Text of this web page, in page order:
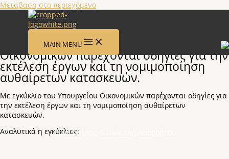
Μετάβαση στο περιεχόμενο
MAIN MENU
Νομιμοποίηση Αυθαιρέτων
Με εγκύκλιο του Υπουργείου
Οικονομικών παρέχονται οδηγίες για την
εκτέλεση έργων και τη νομιμοποίηση
αυθαίρετων κατασκευών.
Με εγκύκλιο του Υπουργείου Οικονομικών παρέχονται οδηγίες για
την εκτέλεση έργων και τη νομιμοποίηση αυθαίρετων
κατασκευών.
Αναλυτικά η εγκύκλιος:Όροι Χρήσης & Πολιτική Απορρήτου